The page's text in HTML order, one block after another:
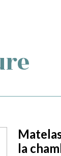
la